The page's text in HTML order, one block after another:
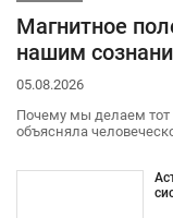
Магнитное
нашим
05.08.2026
Почему мы делаем тот
объясняла